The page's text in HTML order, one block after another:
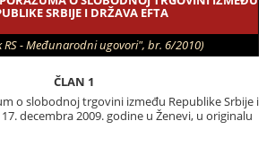
SRBIJE I DRŽAVA EFTA
RS - Međunarodni ugovori", br. 6/2010)
ČLAN 1
o slobodnoj trgovini između Republike Srbije i
decembra 2009. godine u Ženevi, u originalu